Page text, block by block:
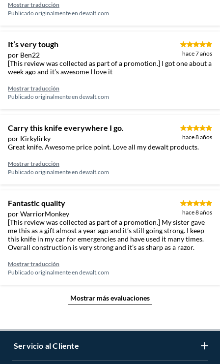
Mostrar traducción
Publicado originalmente en dewalt.com
It’s very tough
por Ben22 hace 7 años
[This review was collected as part of a promotion.] I got one about a
week ago and it’s awesome I love it
Mostrar traducción
Publicado originalmente en dewalt.com
Carry this knife everywhere I go.
por Kirkylirky hace 8 años
Great knife. Awesome price point. Love all my dewalt products.
Mostrar traducción
Publicado originalmente en dewalt.com
Fantastic quality
por WarriorMonkey hace 8 años
[This review was collected as part of a promotion.] My sister gave
me this as a gift almost a year ago and it’s still going strong. I keep
this knife in my car for emergencies and have used it many times.
Overall construction is very strong and it’s as sharp as a razor.
Mostrar traducción
Publicado originalmente en dewalt.com
Mostrar más evaluaciones
Servicio al Cliente